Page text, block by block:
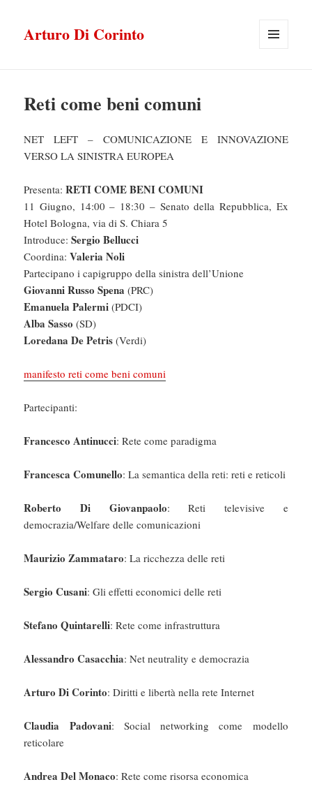
Arturo Di Corinto
Reti come beni comuni
NET LEFT – COMUNICAZIONE E INNOVAZIONE
VERSO LA SINISTRA EUROPEA
Presenta:RETI COME BENI COMUNI
11 Giugno, 14:00 – 18:30 – Senato della Repubblica, Ex
Hotel Bologna, via di S. Chiara 5
Introduce:Sergio Bellucci
Coordina:Valeria Noli
Partecipano i capigruppo della sinistra dell’Unione
Giovanni Russo Spena (PRC)
Emanuela Palermi (PDCI)
Alba Sasso (SD)
Loredana De Petris (Verdi)
manifesto reti come beni comuni
Partecipanti:
Francesco Antinucci: Rete come paradigma
Francesca Comunello: La semantica della reti: reti e reticoli
Roberto Di Giovanpaolo: Reti televisive e
democrazia/Welfare delle comunicazioni
Maurizio Zammataro: La ricchezza delle reti
Sergio Cusani: Gli effetti economici delle reti
Stefano Quintarelli: Rete come infrastruttura
Alessandro Casacchia: Net neutrality e democrazia
Arturo Di Corinto: Diritti e libertà nella rete Internet
Claudia Padovani: Social networking come modello
reticolare
Andrea Del Monaco: Rete come risorsa economica